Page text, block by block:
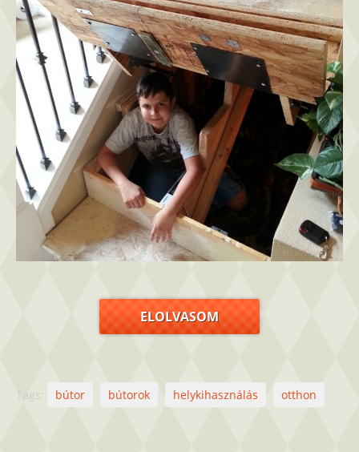
ELOLVASOM
Tags: bútor bútorok helykihasználás otthon